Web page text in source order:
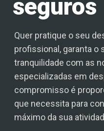
seguros
Quer pratique o seu
profissional, garanta o
tranquilidade com as
especializadas em
compromisso é
que necessita para
máximo da sua